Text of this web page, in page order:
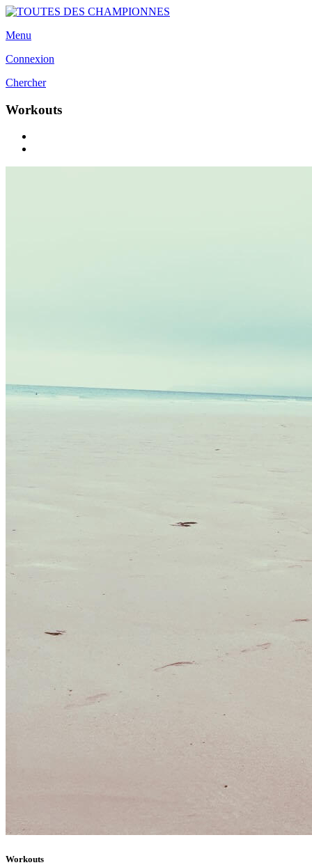
Menu
Connexion
Chercher
Workouts
Workouts